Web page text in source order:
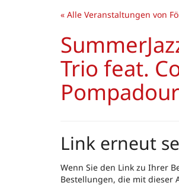
« Alle Veranstaltungen von
Trio feat.
Pompadour
Link erneut
Wenn Sie den Link zu Ihrer
Bestellungen, die mit dieser